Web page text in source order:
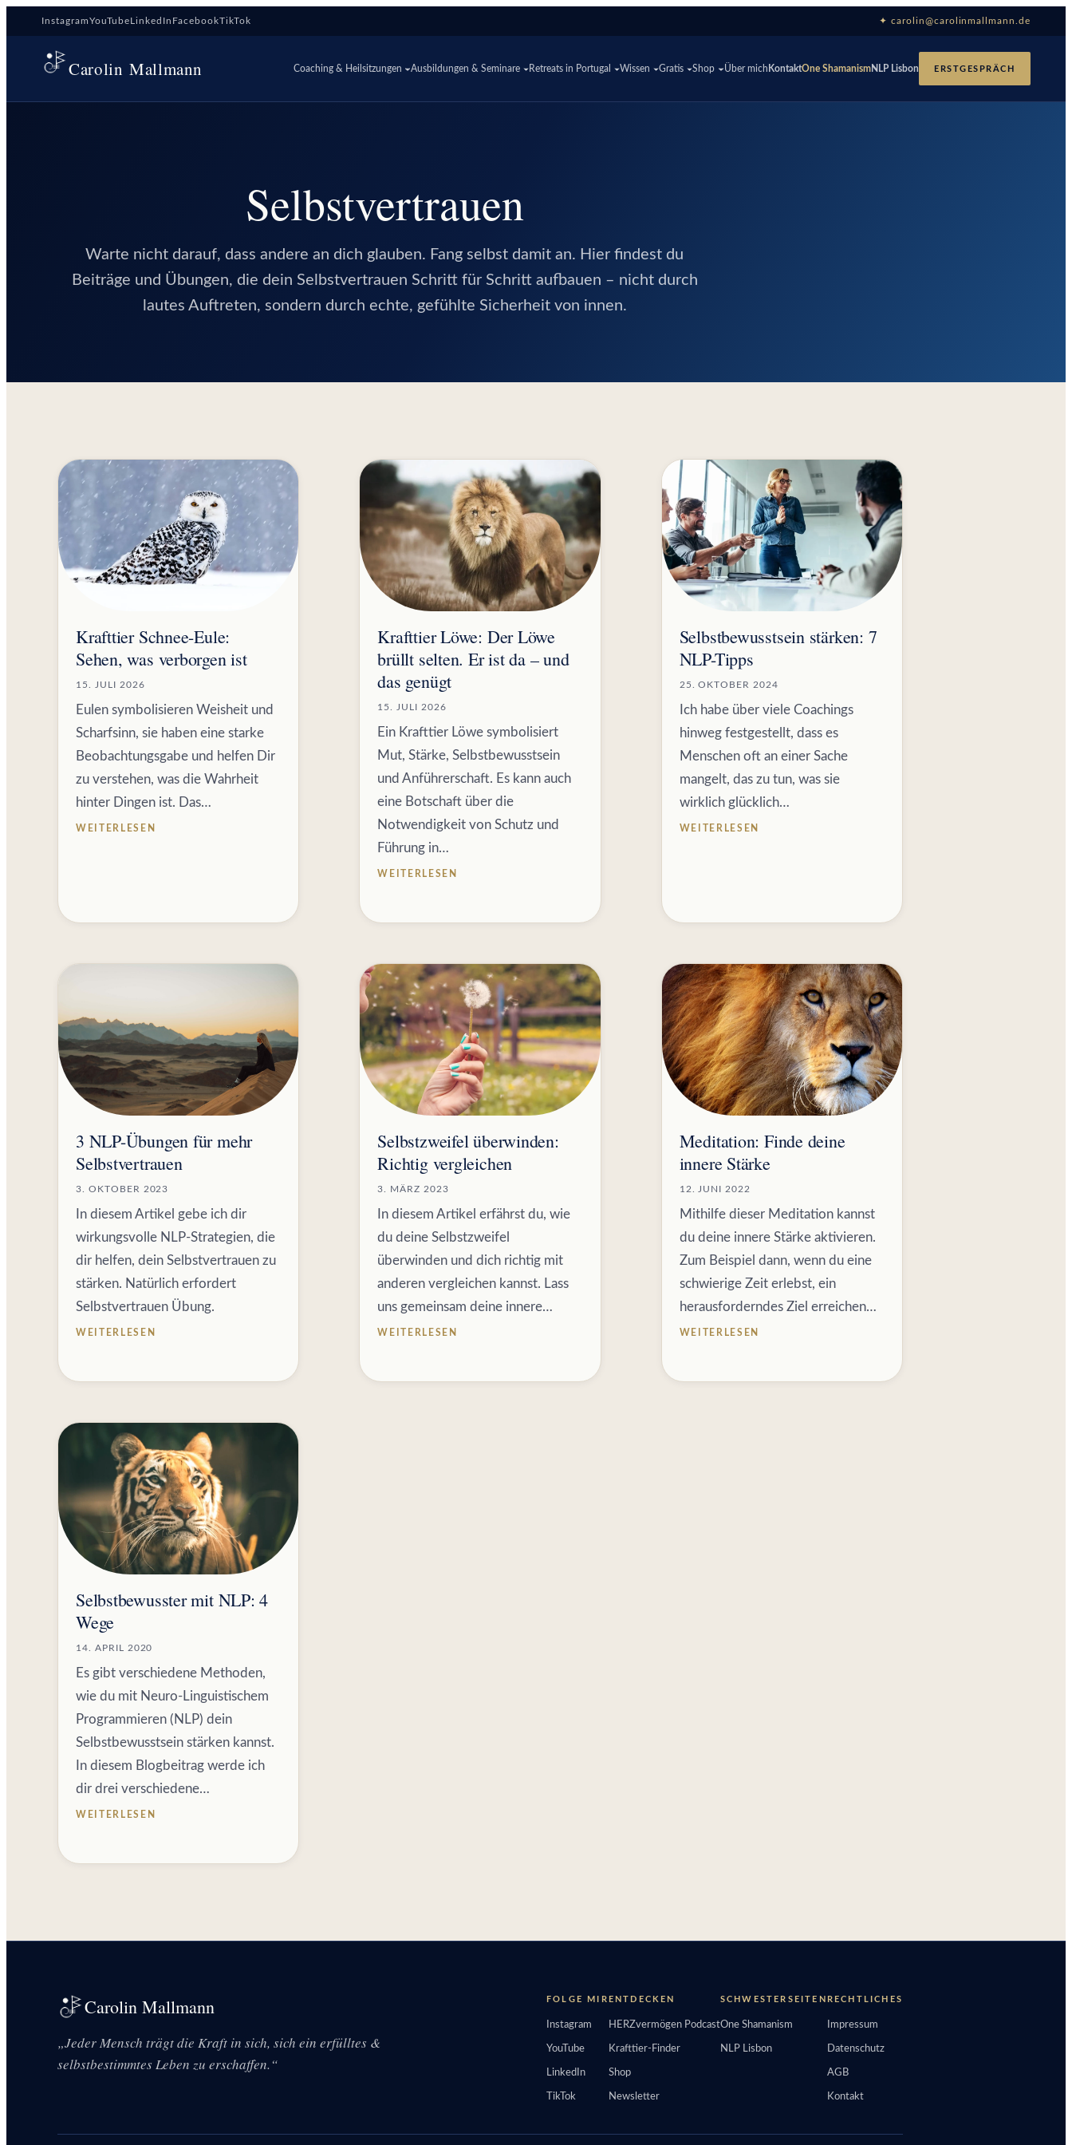
Inhalt
springen
InstagramYouTubeLinkedIn FacebookTikTok ✦ carolin@carolinmallmann.de
Carolin Mallmann Coaching & Heilsitzungen Ausbildungen & Seminare Retreats in Portugal Wissen Gratis Shop Über mich KontaktOne ShamanismNLP Lisbon ERSTGESPRÄCH
Selbstvertrauen
Warte nicht darauf, dass andere an dich glauben. Fang selbst damit an. Hier findest du
Beiträge und Übungen, die dein Selbstvertrauen Schritt für Schritt aufbauen – nicht durch
lautes Auftreten, sondern durch echte, gefühlte Sicherheit von innen.
Krafttier Schnee-Eule:
Sehen, was verborgen ist
15. JULI 2026
Eulen symbolisieren Weisheit und
Scharfsinn, sie haben eine starke
Beobachtungsgabe und helfen Dir
zu verstehen, was die Wahrheit
hinter Dingen ist. Das…
WEITERLESEN
Krafttier Löwe: Der Löwe
brüllt selten. Er ist da – und
das genügt
15. JULI 2026
Ein Krafttier Löwe symbolisiert
Mut, Stärke, Selbstbewusstsein
und Anführerschaft. Es kann auch
eine Botschaft über die
Notwendigkeit von Schutz und
Führung in…
WEITERLESEN
Selbstbewusstsein stärken: 7
NLP-Tipps
25. OKTOBER 2024
Ich habe über viele Coachings
hinweg festgestellt, dass es
Menschen oft an einer Sache
mangelt, das zu tun, was sie
wirklich glücklich…
WEITERLESEN
3 NLP-Übungen für mehr
Selbstvertrauen
3. OKTOBER 2023
In diesem Artikel gebe ich dir
wirkungsvolle NLP-Strategien, die
dir helfen, dein Selbstvertrauen zu
stärken. Natürlich erfordert
Selbstvertrauen Übung.
WEITERLESEN
Selbstzweifel überwinden:
Richtig vergleichen
3. MÄRZ 2023
In diesem Artikel erfährst du, wie
du deine Selbstzweifel
überwinden und dich richtig mit
anderen vergleichen kannst. Lass
uns gemeinsam deine innere…
WEITERLESEN
Meditation: Finde deine
innere Stärke
12. JUNI 2022
Mithilfe dieser Meditation kannst
du deine innere Stärke aktivieren.
Zum Beispiel dann, wenn du eine
schwierige Zeit erlebst, ein
herausforderndes Ziel erreichen…
WEITERLESEN
Selbstbewusster mit NLP: 4
Wege
14. APRIL 2020
Es gibt verschiedene Methoden,
wie du mit Neuro-Linguistischem
Programmieren (NLP) dein
Selbstbewusstsein stärken kannst.
In diesem Blogbeitrag werde ich
dir drei verschiedene…
WEITERLESEN
Carolin Mallmann
„Jeder Mensch trägt die Kraft in sich, sich ein erfülltes &
selbstbestimmtes Leben zu erschaffen.“
FOLGE MIR
Instagram
YouTube
LinkedIn
TikTok
ENTDECKEN
HERZvermögen Podcast
Krafttier-Finder
Shop
Newsletter
SCHWESTERSEITEN
One Shamanism
NLP Lisbon
RECHTLICHES
Impressum
Datenschutz
AGB
Kontakt